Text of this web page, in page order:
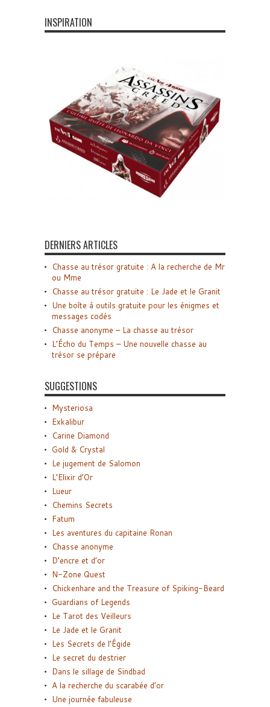
INSPIRATION
DERNIERS ARTICLES
Chasse au trésor gratuite : A la recherche de Mr
ou Mme
Chasse au trésor gratuite : Le Jade et le Granit
Une boîte à outils gratuite pour les énigmes et
messages codés
Chasse anonyme – La chasse au trésor
L’Écho du Temps – Une nouvelle chasse au
trésor se prépare
SUGGESTIONS
Mysteriosa
Exkalibur
Carine Diamond
Gold & Crystal
Le jugement de Salomon
L’Elixir d’Or
Lueur
Chemins Secrets
Fatum
Les aventures du capitaine Ronan
Chasse anonyme
D’encre et d’or
N-Zone Quest
Chickenhare and the Treasure of Spiking-Beard
Guardians of Legends
Le Tarot des Veilleurs
Le Jade et le Granit
Les Secrets de l’Égide
Le secret du destrier
Dans le sillage de Sindbad
A la recherche du scarabée d’or
Une journée fabuleuse